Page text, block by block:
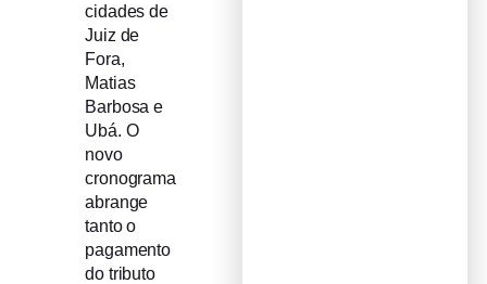
cidades de
Juiz de
Fora,
Matias
Barbosa e
Ubá. O
novo
cronograma
abrange
tanto o
pagamento
do tributo